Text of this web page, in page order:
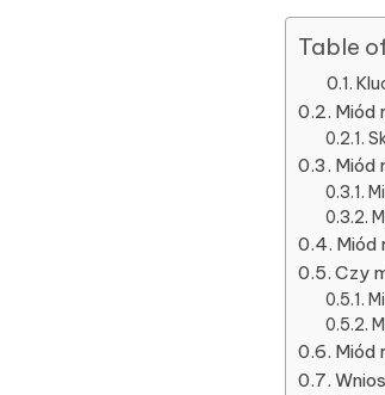
Table
Miód
Miód
Miód
Czy
Miód